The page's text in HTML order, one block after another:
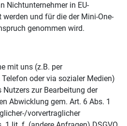
Nichtunternehmer in EU-
und für die der Mini-One-
genommen wird.
mit uns (z.B. per
oder via sozialer Medien)
Nutzers zur Bearbeitung der
Abwicklung gem. Art. 6 Abs. 1
vorvertraglicher